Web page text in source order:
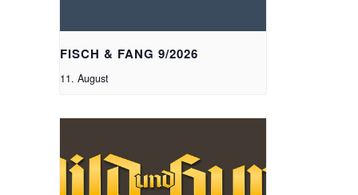
FISCH & FANG 9/2026
11. August